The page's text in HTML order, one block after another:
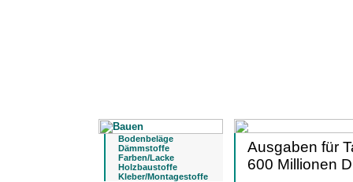
Bodenbeläge
Dämmstoffe
Farben/Lacke
Holzbaustoffe
Kleber/Montagestoffe
Ausgaben für
600 Millionen